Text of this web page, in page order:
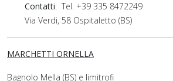
Contatti: Tel. +39 335 8472249
Via Verdi, 58 Ospitaletto (BS)
MARCHETTI ORNELLA
Bagnolo Mella (BS) e limitrofi